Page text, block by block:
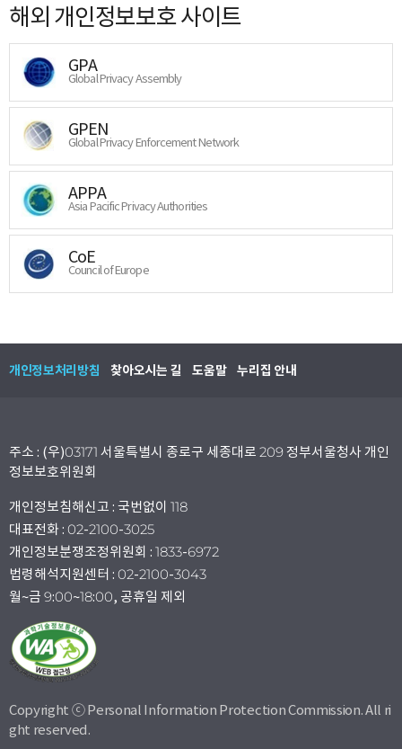
해외 개인정보보호 사이트
GPA
Global Privacy Assembly
GPEN
Global Privacy Enforcement Network
APPA
Asia Pacific Privacy Authorities
CoE
Council of Europe
개인정보처리방침 찾아오시는 길 도움말 누리집 안내
주소 : (우)03171 서울특별시 종로구 세종대로 209 정부서울청사 개인
정보보호위원회
개인정보침해신고 : 국번없이 118
대표전화 : 02-2100-3025
개인정보분쟁조정위원회 : 1833-6972
법령해석지원센터 : 02-2100-3043
월~금 9:00~18:00, 공휴일 제외
Copyright ⓒ Personal Information Protection Commission. All ri
ght reserved.